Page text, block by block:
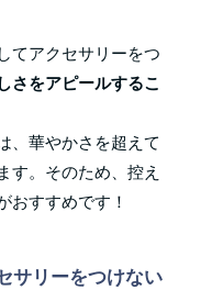
てアクセサリーをつ
さをアピールするこ
、華やかさを超えて
す。そのため、控え
おすすめです！
サリーをつけない